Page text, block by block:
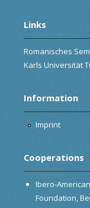
Links
Romanisches
Karls Universität
Information
Imprint
Cooperations
Ibero-
Foundation,